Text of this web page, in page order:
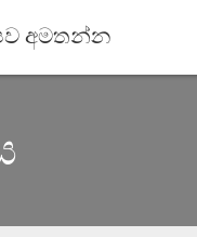
අමතන්න